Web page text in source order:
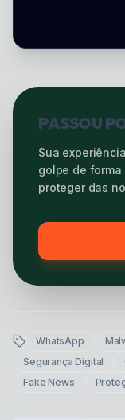
PASSOU
Sua
golpe de
proteger das
WhatsApp
Segurança Digital
Fake News